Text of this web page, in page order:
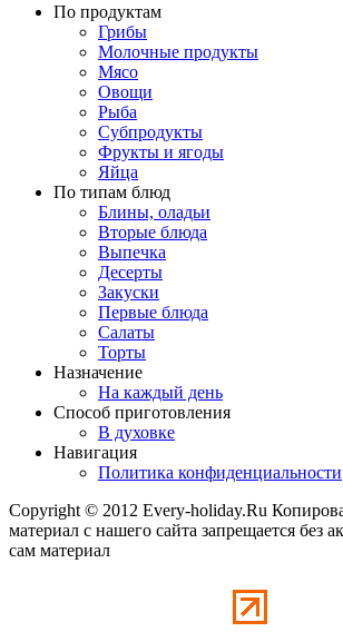
По продуктам
Грибы
Молочные продукты
Мясо
Овощи
Рыба
Субпродукты
Фрукты и ягоды
Яйца
По типам блюд
Блины, оладьи
Вторые блюда
Выпечка
Десерты
Закуски
Первые блюда
Салаты
Торты
Назначение
На каждый день
Способ приготовления
В духовке
Навигация
Политика конфиденциальности
Copyright © 2012 Every-holiday.Ru
материал с нашего сайта запрещается без
сам материал